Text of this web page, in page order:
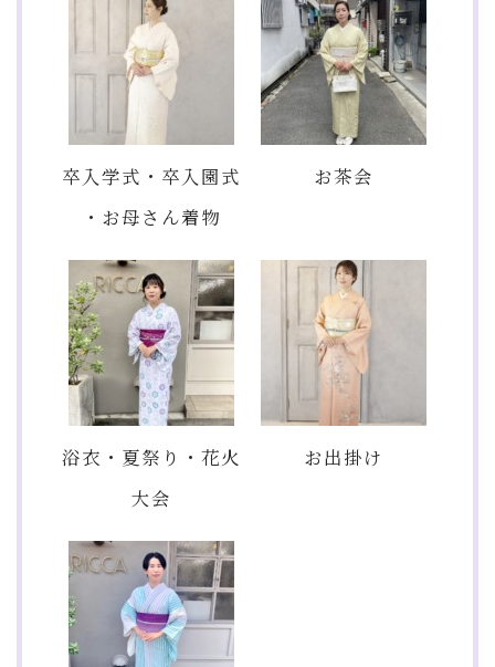
卒入学式・卒入園式
・お母さん着物
お茶会
浴衣・夏祭り・花火
大会
お出掛け